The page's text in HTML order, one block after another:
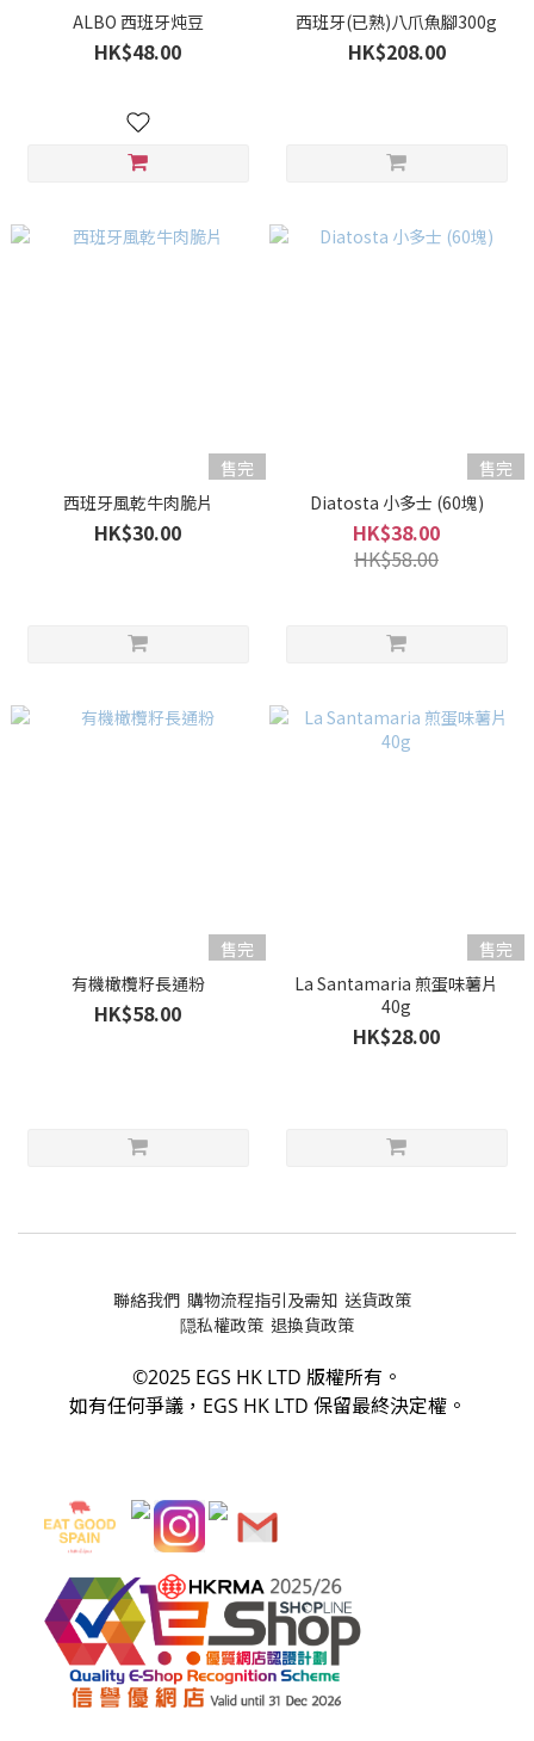
ALBO 西班牙炖豆
HK$48.00
西班牙(已熟)八爪魚腳300g
HK$208.00
售完
西班牙風乾牛肉脆片
HK$30.00
售完
Diatosta 小多士 (60塊)
HK$38.00
HK$58.00
售完
有機橄欖籽長通粉
HK$58.00
售完
La Santamaria 煎蛋味薯片
40g
HK$28.00
聯絡我們 購物流程指引及需知 送貨政策
隠私權政策 退換貨政策
©2025 EGS HK LTD 版權所有。
如有任何爭議， EGS HK LTD 保留最終決定權。